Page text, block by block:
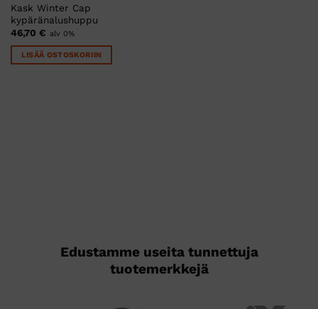
Kask Winter Cap
kypäränalushuppu
46,70 € alv 0%
LISÄÄ OSTOSKORIIN
Edustamme useita tunnettuja
tuotemerkkejä